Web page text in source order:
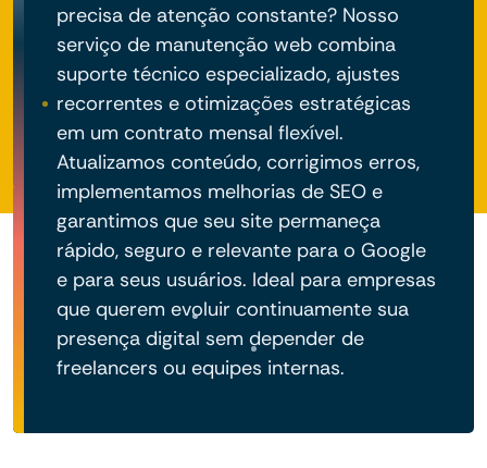
precisa de atenção constante? Nosso
serviço de manutenção web combina
suporte técnico especializado, ajustes
recorrentes e otimizações estratégicas
em um contrato mensal flexível.
Atualizamos conteúdo, corrigimos erros,
implementamos melhorias de SEO e
garantimos que seu site permaneça
rápido, seguro e relevante para o Google
e para seus usuários. Ideal para empresas
que querem evoluir continuamente sua
presença digital sem depender de
freelancers ou equipes internas.